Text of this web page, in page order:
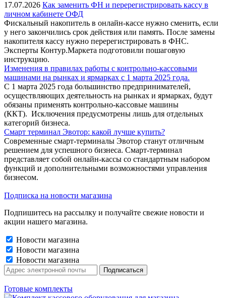
17.07.2026 Как заменить ФН и перерегистрировать кассу в
личном кабинете ОФД
Фискальный накопитель в онлайн-кассе нужно сменить, если
у него закончились срок действия или память. После замены
накопителя кассу нужно перерегистрировать в ФНС.
Эксперты Контур.Маркета подготовили пошаговую
инструкцию.
Изменения в правилах работы с контрольно-кассовыми
машинами на рынках и ярмарках с 1 марта 2025 года.
С 1 марта 2025 года большинство предпринимателей,
осуществляющих деятельность на рынках и ярмарках, будут
обязаны применять контрольно-кассовые машины
(ККТ). Исключения предусмотрены лишь для отдельных
категорий бизнеса.
Смарт терминал Эвотор: какой лучше купить?
Современные смарт-терминалы Эвотор станут отличным
решением для успешного бизнеса. Смарт-терминал
представляет собой онлайн-кассы со стандартным набором
функций и дополнительными возможностями управления
бизнесом.
Подписка на новости магазина
Подпишитесь на рассылку и получайте свежие новости и
акции нашего магазина.
Новости магазина
Новости магазина
Новости магазина
Готовые комплекты